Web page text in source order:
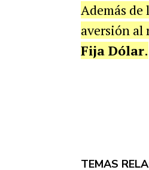
Además de
aversión al
Fija Dólar.
TEMAS